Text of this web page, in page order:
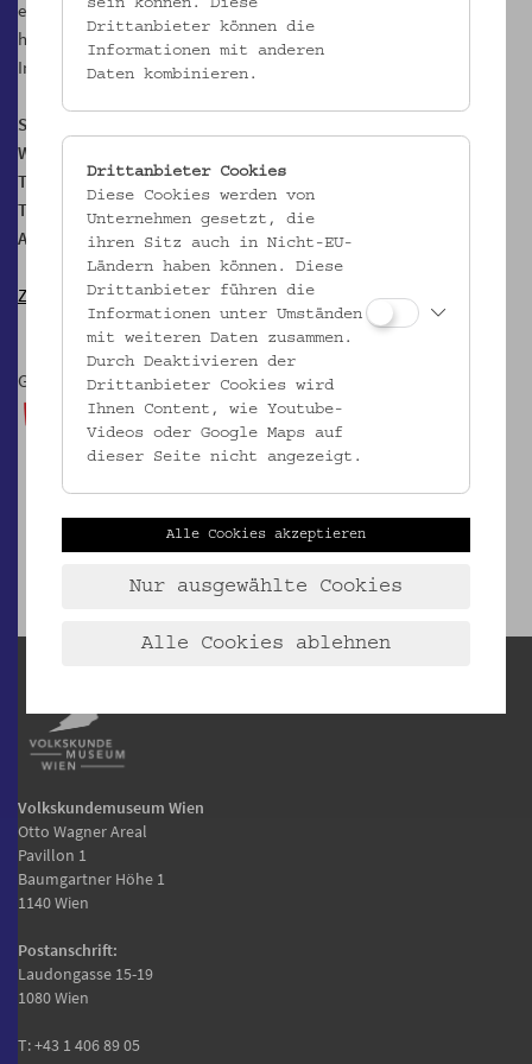
easily practiced at home, and transitioning from softcover to
hardcover requires only a few additional steps.
In Kooperation mit Hafi Bookstore
Sprache: Englisch
Wo? Hafi Book Store, Rechte Wienzeile 45/1, 1050 Wien
Teilnehmer:innenzahl: 10
Teilnahme kostenlos
Anmeldung erbeten
Zur ProjektseiteHof der Kulturen
Gefördert durch:
Volkskundemuseum Wien
Otto Wagner Areal
Pavillon 1
Baumgartner Höhe 1
1140 Wien
Postanschrift:
Laudongasse 15-19
1080 Wien
T:+43 1 406 89 05
sein können. Diese
Drittanbieter können die
Informationen mit anderen
Daten kombinieren.
Drittanbieter Cookies
Diese Cookies werden von
Unternehmen gesetzt, die
ihren Sitz auch in Nicht-EU-
Ländern haben können. Diese
Drittanbieter führen die
Informationen unter Umständen
mit weiteren Daten zusammen.
Durch Deaktivieren der
Drittanbieter Cookies wird
Ihnen Content, wie Youtube-
Videos oder Google Maps auf
dieser Seite nicht angezeigt.
Alle Cookies akzeptieren
Nur ausgewählte Cookies
Alle Cookies ablehnen